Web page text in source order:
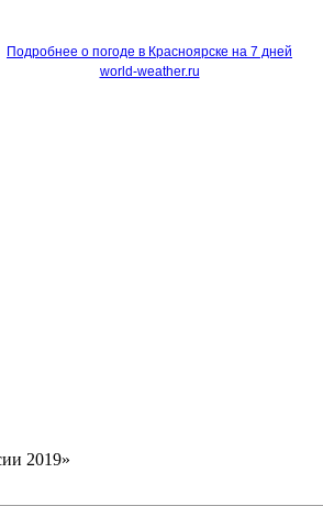
Подробнее о погоде в Красноярске на 7 дней
world-weather.ru